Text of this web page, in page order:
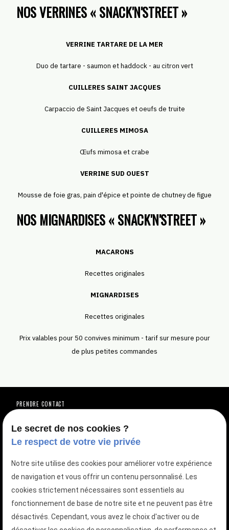
NOS VERRINES « SNACK'N'STREET »
VERRINE TARTARE DE LA MER
Duo de tartare - saumon et haddock - au citron vert
CUILLERES SAINT JACQUES
Carpaccio de Saint Jacques et oeufs de truite
CUILLERES MIMOSA
Œufs mimosa et crabe
VERRINE SUD OUEST
Mousse de foie gras, pain d'épice et pointe de chutney de figue
NOS MIGNARDISES « SNACK'N'STREET »
MACARONS
Recettes originales
MIGNARDISES
Recettes originales
Prix valables pour 50 convives minimum - tarif sur mesure pour
de plus petites commandes
PRENDRE CONTACT
Vous êtes intéressé(e) par une de nos
prestations ?
TÉLÉPHONEZ AU
01 88 24 23 12
Le secret de nos cookies ?
Le respect de votre vie privée
Notre site utilise des cookies pour améliorer votre expérience
de navigation et vous offrir un contenu personnalisé. Les
cookies strictement nécessaires sont essentiels au
fonctionnement de base de notre site et ne peuvent pas être
désactivés. Cependant, vous avez le choix d'activer ou de